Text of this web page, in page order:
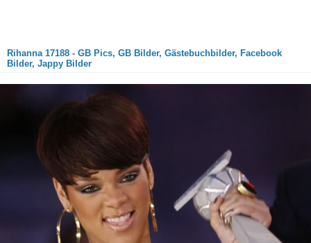
Rihanna 17188 - GB Pics, GB Bilder, Gästebuchbilder, Facebook
Bilder, Jappy Bilder